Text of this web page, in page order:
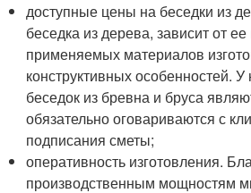
доступные цены на беседки из
беседка из дерева, зависит от ее
применяемых материалов
конструктивных особенностей.
беседок из бревна и бруса
обязательно оговариваются с
подписания сметы;
оперативность изготовления.
производственным мощностям